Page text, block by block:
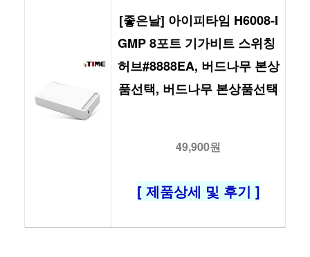
[좋은날] 아이피타임 H6008-I
GMP 8포트 기가비트 스위칭
허브#8888EA, 버드나무 본상
품선택, 버드나무 본상품선택
49,900원
[ 제품상세 및 후기 ]